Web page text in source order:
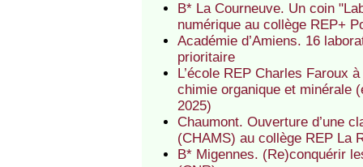
B* La Courneuve. Un coin
numérique au collège REP+
Académie d’Amiens. 16
prioritaire
L’école REP Charles Faroux
chimie organique et minérale
2025)
Chaumont. Ouverture d’une
(CHAMS) au collège REP La
B* Migennes. (Re)conquérir